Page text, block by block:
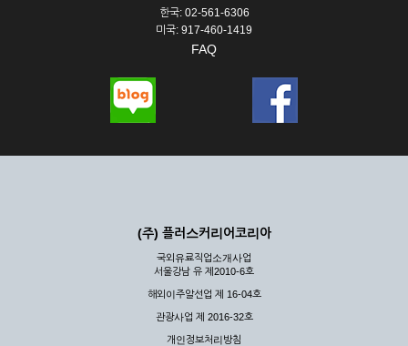
한국: 02-561-6306
미국: 917-460-1419
FAQ
(주) 플러스커리어코리아
국외유료직업소개사업
서울강남 유 제2010-6호
해외이주알선업 제 16-04호
관광사업 제 2016-32호
개인정보처리방침